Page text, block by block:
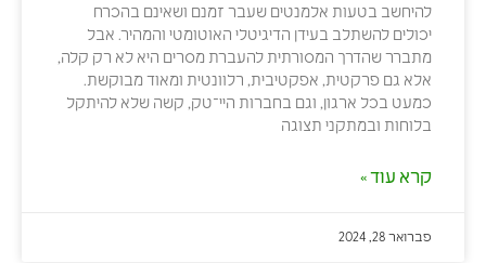
להיחשב בטעות אלמנטים שעבר זמנם ושאינם בהכרח
יכולים להשתלב בעידן הדיגיטלי האוטומטי והמהיר. אבל
מתברר שהדרך המסורתית להעברת מסרים היא לא רק קלה,
אלא גם פרקטית, אפקטיבית, רלוונטית ומאוד מבוקשת.
כמעט בכל ארגון, וגם בחברות היי־טק, קשה שלא להיתקל
בלוחות ובמתקני תצוגה
קרא עוד »
פברואר 28, 2024